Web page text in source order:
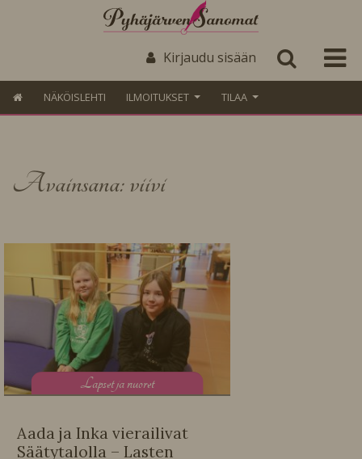
Kirjaudu sisään
NÄKÖISLEHTI ILMOITUKSET TILAA
Avainsana: viivi
Lapset ja nuoret
Aada ja Inka vierailivat
Säätytalolla – Lasten